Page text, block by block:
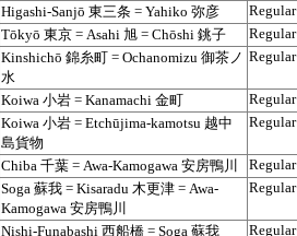
Higashi-Sanjō 東三条 = Yahiko 弥彦 Regular
Tōkyō 東京 = Asahi 旭 = Chōshi 銚子 Regular
Kinshichō 錦糸町 = Ochanomizu 御茶ノ
水
Regular
Koiwa 小岩 = Kanamachi 金町 Regular
Koiwa 小岩 = Etchūjima-kamotsu 越中
島貨物
Regular
Chiba 千葉 = Awa-Kamogawa 安房鴨川 Regular
Soga 蘇我 = Kisaradu 木更津 = Awa-
Kamogawa 安房鴨川
Regular
Nishi-Funabashi 西船橋 = Soga 蘇我 Regular